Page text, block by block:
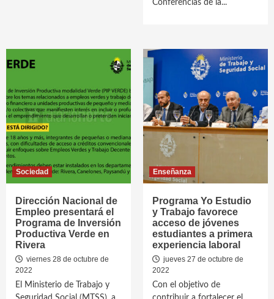
Conferencias de la...
Sociedad
Dirección Nacional de
Empleo presentará el
Programa de Inversión
Productiva Verde en
Rivera
viernes 28 de octubre de
2022
El Ministerio de Trabajo y
Enseñanza
Programa Yo Estudio
y Trabajo favorece
acceso de jóvenes
estudiantes a primera
experiencia laboral
jueves 27 de octubre de
2022
Con el objetivo de